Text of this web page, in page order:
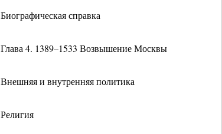
Биографическая справка
Глава 4. 1389–1533 Возвышение Москвы
Внешняя и внутренняя политика
Религия